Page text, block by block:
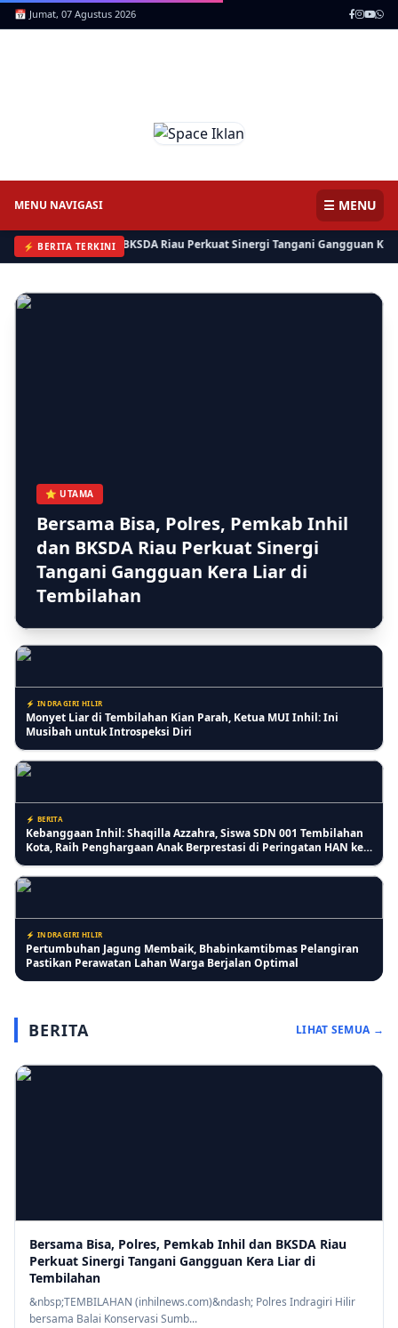
📅 Jumat, 07 Agustus 2026
MENU NAVIGASI ☰ MENU
⚡ BERITA TERKINI
Inhil dan BKSDA Riau Perkuat Sinergi Tangani Gangguan Kera Liar
⭐ UTAMA
Bersama Bisa, Polres, Pemkab Inhil
dan BKSDA Riau Perkuat Sinergi
Tangani Gangguan Kera Liar di
Tembilahan
Kasi Lantaskim Imigrasi Tembilahan Akui Harusnya tidak seperti
itu dan Kita Evaluasi
⚡ PENDIDIKAN
PKBM Melati Indah Sosialisasikan Gerakan Stop Bullying untuk
⚡ INDRAGIRI HILIR
Monyet Liar di Tembilahan Kian Parah, Ketua MUI Inhil: Ini
Musibah untuk Introspeksi Diri
⚡ BERITA
Kebanggaan Inhil: Shaqilla Azzahra, Siswa SDN 001 Tembilahan
Kota, Raih Penghargaan Anak Berprestasi di Peringatan HAN ke-
⚡ INDRAGIRI HILIR
Pertumbuhan Jagung Membaik, Bhabinkamtibmas Pelangiran
Pastikan Perawatan Lahan Warga Berjalan Optimal
Lansia Keluhkan Pelayanan Kantor Imigrasi Tembilahan, Antrean
Lansia Digabung dan Dinilai Kurang Ramah
⚡ PENDIDIKAN
SD 006 Muhammadiyah Tembilahan Gelar Sosialisasi Stop
Bullying, Wujudkan Lingkungan Sekolah Aman dan Berkarakter
BERITA LIHAT SEMUA →
Bersama Bisa, Polres, Pemkab Inhil dan BKSDA Riau
Perkuat Sinergi Tangani Gangguan Kera Liar di
Tembilahan
&nbsp;TEMBILAHAN (inhilnews.com)&ndash; Polres Indragiri Hilir
bersama Balai Konservasi Sumb...